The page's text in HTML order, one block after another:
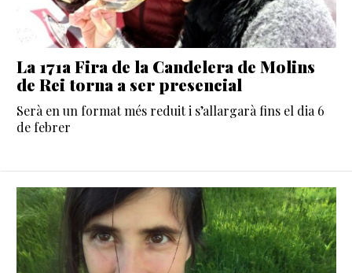
La 171a Fira de la Candelera de Molins
de Rei torna a ser presencial
Serà en un format més reduit i s’allargarà fins el dia 6
de febrer